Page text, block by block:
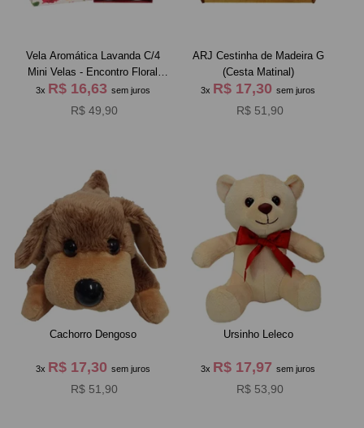
Vela Aromática Lavanda C/4
Mini Velas - Encontro Floral
Giuliana Flores
3x R$ 16,63 sem juros
R$ 49,90
ARJ Cestinha de Madeira G
(Cesta Matinal)
3x R$ 17,30sem juros
R$ 51,90
Cachorro Dengoso
3x R$ 17,30 sem juros
R$ 51,90
Ursinho Leleco
3x R$ 17,97sem juros
R$ 53,90